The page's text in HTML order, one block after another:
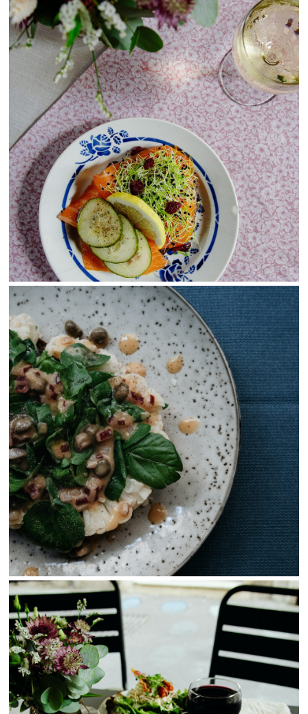
View Fullscreen
View Fullscreen